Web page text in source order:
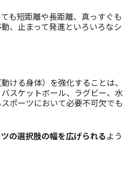
も短距離や長距離、真っすぐも
、止まって発進といろいろなシ
ける身体）を強化することは、
スケットボール、ラグビー、水
ポーツにおいて必要不可欠でも
の選択肢の幅を広げられるよう